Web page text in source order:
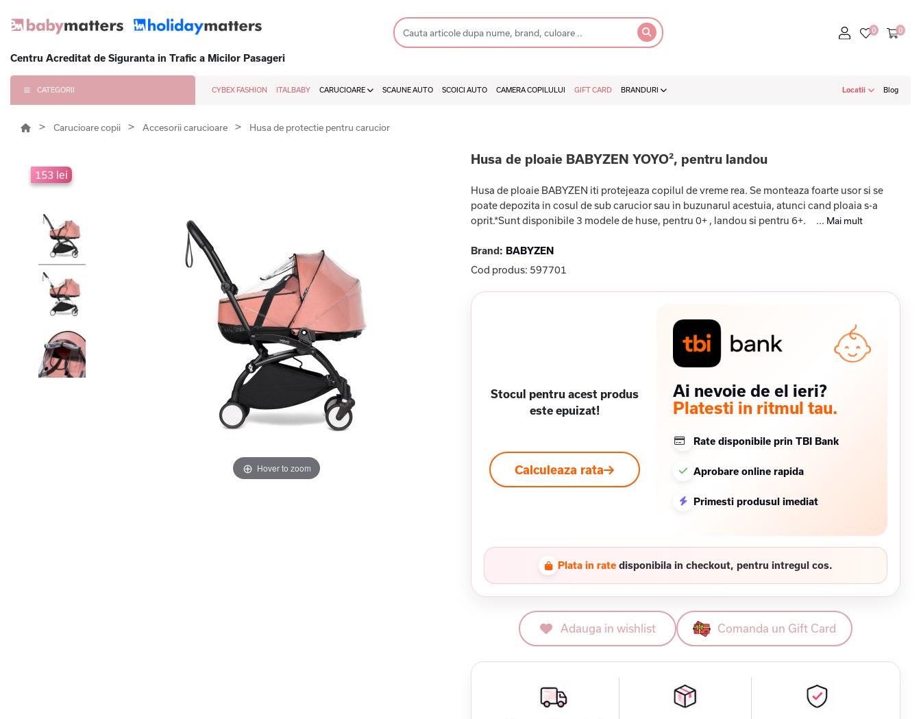
Centru Acreditat de Siguranta in Trafic a Micilor Pasageri
CATEGORII CYBEX FASHION ITALBABY CARUCIOARE SCAUNE AUTO SCOICI AUTO CAMERA COPILULUI GIFT CARD BRANDURI Locatii Blog
Carucioare copii Accesorii carucioare Husa de protectie pentru carucior
153 lei
Hover to zoom
Husa de ploaie BABYZEN YOYO², pentru landou
Husa de ploaie BABYZEN iti protejeaza copilul de vreme rea. Se monteaza foarte usor si se
poate depozita in cosul de sub carucior sau in buzunarul acestuia, atunci cand ploaia s-a
oprit.*Sunt disponibile 3 modele de huse, pentru 0+ , landou si pentru 6+. ... Mai mult
Brand: BABYZEN
Cod produs: 597701
Stocul pentru acest produs
este epuizat!
Calculeaza rata
Ai nevoie de el ieri?
Platesti in ritmul tau.
Rate disponibile prin TBI Bank
Aprobare online rapida
Primesti produsul imediat
Plata in rate disponibila in checkout, pentru intregul cos.
Adauga in wishlist Comanda un Gift Card